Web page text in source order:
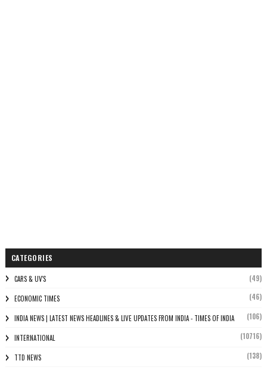
CATEGORIES
CARS & UV'S (49)
ECONOMIC TIMES (46)
INDIA NEWS | LATEST NEWS HEADLINES & LIVE UPDATES FROM INDIA - TIMES OF INDIA (106)
INTERNATIONAL (10716)
TTD NEWS (138)